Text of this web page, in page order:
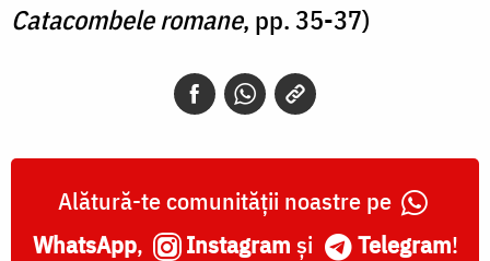
Catacombele romane, pp. 35-37)
Alătură-te comunității noastre pe
WhatsApp, Instagram și Telegram!